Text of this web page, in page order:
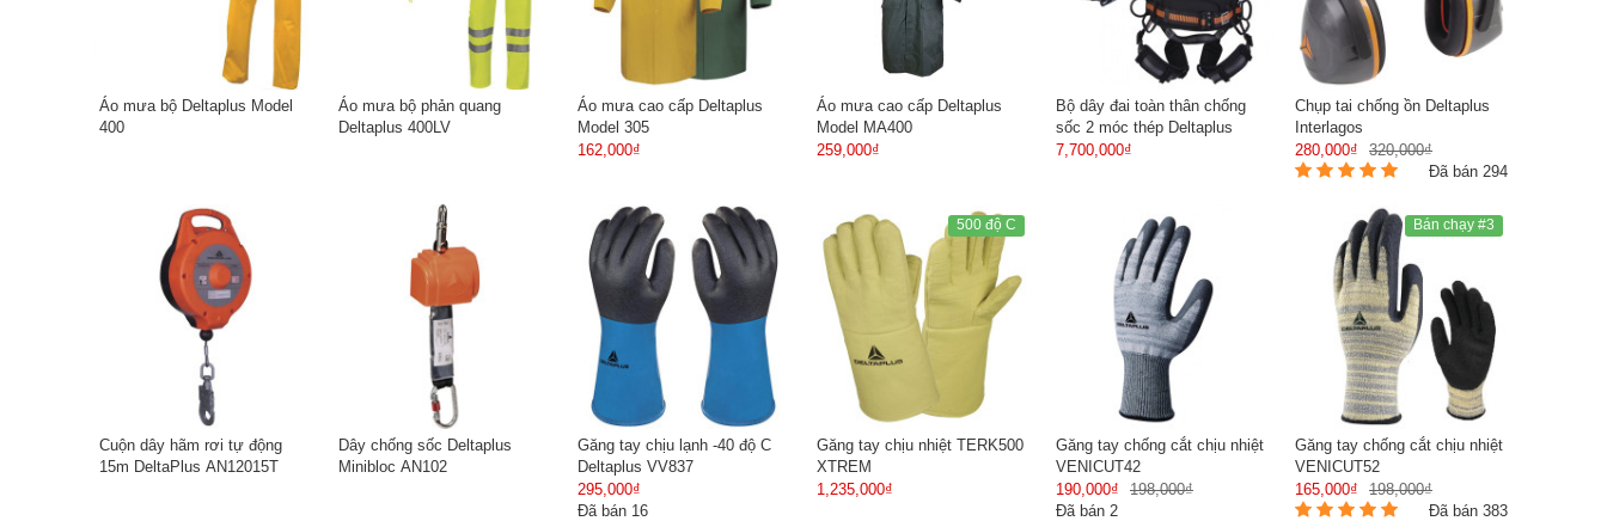
Áo mưa bộ Deltaplus Model
400
Áo mưa bộ phản quang
Deltaplus 400LV
Áo mưa cao cấp Deltaplus
Model 305
162,000₫
Áo mưa cao cấp Deltaplus
Model MA400
259,000₫
Bộ dây đai toàn thân chống
sốc 2 móc thép Deltaplus
7,700,000₫
Chụp tai chống ồn Deltaplus
Interlagos
280,000₫
320,000₫
Đã bán 294
Cuộn dây hãm rơi tự động
15m DeltaPlus AN12015T
Dây chống sốc Deltaplus
Minibloc AN102
Găng tay chịu lạnh -40 độ C
Deltaplus VV837
295,000₫
Đã bán 16
500 độ C
Găng tay chịu nhiệt TERK500
XTREM
1,235,000₫
Găng tay chống cắt chịu nhiệt
VENICUT42
190,000₫
198,000₫
Đã bán 2
Bán chạy #3
Găng tay chống cắt chịu nhiệt
VENICUT52
165,000₫
198,000₫
Đã bán 383